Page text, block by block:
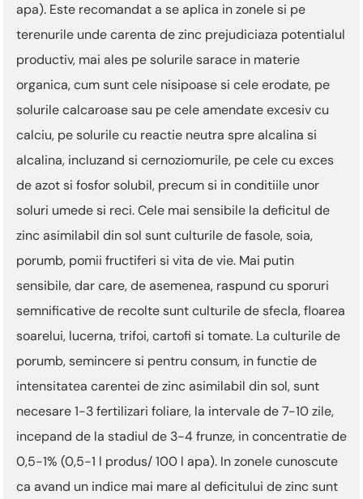
apa). Este recomandat a se aplica in zonele si pe
terenurile unde carenta de zinc prejudiciaza potentialul
productiv, mai ales pe solurile sarace in materie
organica, cum sunt cele nisipoase si cele erodate, pe
solurile calcaroase sau pe cele amendate excesiv cu
calciu, pe solurile cu reactie neutra spre alcalina si
alcalina, incluzand si cernoziomurile, pe cele cu exces
de azot si fosfor solubil, precum si in conditiile unor
soluri umede si reci. Cele mai sensibile la deficitul de
zinc asimilabil din sol sunt culturile de fasole, soia,
porumb, pomii fructiferi si vita de vie. Mai putin
sensibile, dar care, de asemenea, raspund cu sporuri
semnificative de recolte sunt culturile de sfecla, floarea
soarelui, lucerna, trifoi, cartofi si tomate. La culturile de
porumb, semincere si pentru consum, in functie de
intensitatea carentei de zinc asimilabil din sol, sunt
necesare 1-3 fertilizari foliare, la intervale de 7-10 zile,
incepand de la stadiul de 3-4 frunze, in concentratie de
0,5-1% (0,5-1 l produs/ 100 l apa). In zonele cunoscute
ca avand un indice mai mare al deficitului de zinc sunt